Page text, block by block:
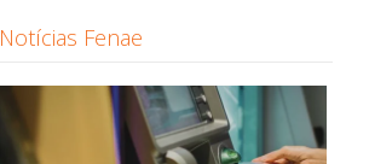
Notícias Fenae